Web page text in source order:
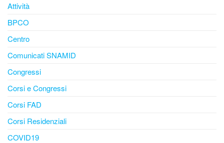
Attività
BPCO
Centro
Comunicati SNAMID
Congressi
Corsi e Congressi
Corsi FAD
Corsi Residenziali
COVID19